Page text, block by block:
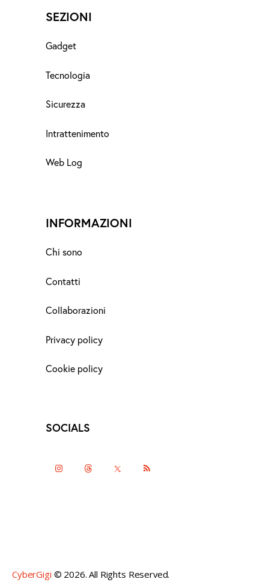
SEZIONI
Gadget
Tecnologia
Sicurezza
Intrattenimento
Web Log
INFORMAZIONI
Chi sono
Contatti
Collaborazioni
Privacy policy
Cookie policy
SOCIALS
instagrammthreads twitter- rss
CyberGigi © 2026. All Rights Reserved.